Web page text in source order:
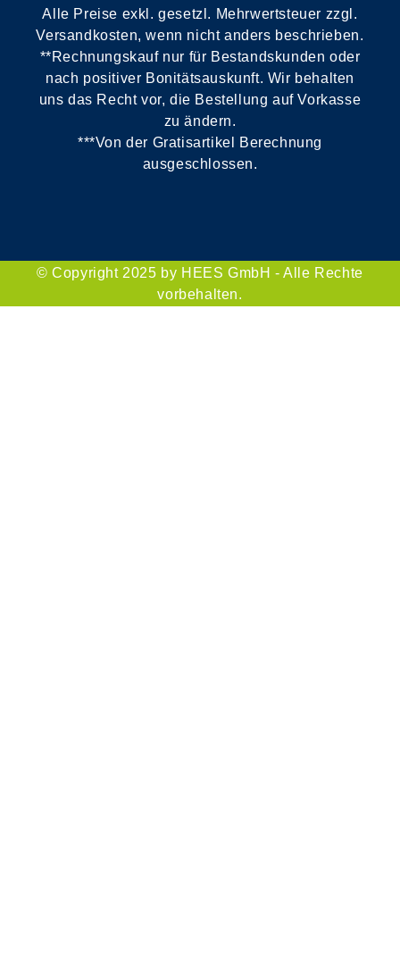
Alle Preise exkl. gesetzl. Mehrwertsteuer zzgl.
Versandkosten, wenn nicht anders beschrieben.
**Rechnungskauf nur für Bestandskunden oder
nach positiver Bonitätsauskunft. Wir behalten
uns das Recht vor, die Bestellung auf Vorkasse
zu ändern.
***Von der Gratisartikel Berechnung
ausgeschlossen.
© Copyright 2025 by HEES GmbH - Alle Rechte
vorbehalten.